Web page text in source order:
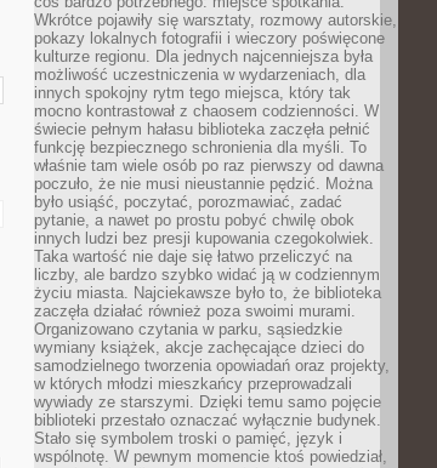
Wkrótce pojawiły się warsztaty, rozmowy autorskie,
pokazy lokalnych fotografii i wieczory poświęcone
kulturze regionu. Dla jednych najcenniejsza była
możliwość uczestniczenia w wydarzeniach, dla
innych spokojny rytm tego miejsca, który tak
mocno kontrastował z chaosem codzienności. W
świecie pełnym hałasu biblioteka zaczęła pełnić
funkcję bezpiecznego schronienia dla myśli. To
właśnie tam wiele osób po raz pierwszy od dawna
poczuło, że nie musi nieustannie pędzić. Można
było usiąść, poczytać, porozmawiać, zadać
pytanie, a nawet po prostu pobyć chwilę obok
innych ludzi bez presji kupowania czegokolwiek.
Taka wartość nie daje się łatwo przeliczyć na
liczby, ale bardzo szybko widać ją w codziennym
życiu miasta. Najciekawsze było to, że biblioteka
zaczęła działać również poza swoimi murami.
Organizowano czytania w parku, sąsiedzkie
wymiany książek, akcje zachęcające dzieci do
samodzielnego tworzenia opowiadań oraz projekty,
w których młodzi mieszkańcy przeprowadzali
wywiady ze starszymi. Dzięki temu samo pojęcie
biblioteki przestało oznaczać wyłącznie budynek.
Stało się symbolem troski o pamięć, język i
wspólnotę. W pewnym momencie ktoś powiedział,